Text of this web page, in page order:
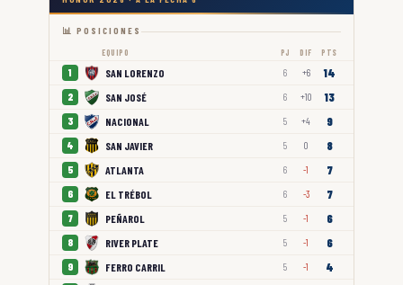
📊 POSICIONES
EQUIPO PJ DIF PTS
1 SAN LORENZO 6 +6 14
2 SAN JOSÉ 6 +10 13
3 NACIONAL 5 +4 9
4 SAN JAVIER 5 0 8
5 ATLANTA 6 -1 7
6 EL TRÉBOL 6 -3 7
7 PEÑAROL 5 -1 6
8 RIVER PLATE 5 -1 6
9 FERRO CARRIL 5 -1 4